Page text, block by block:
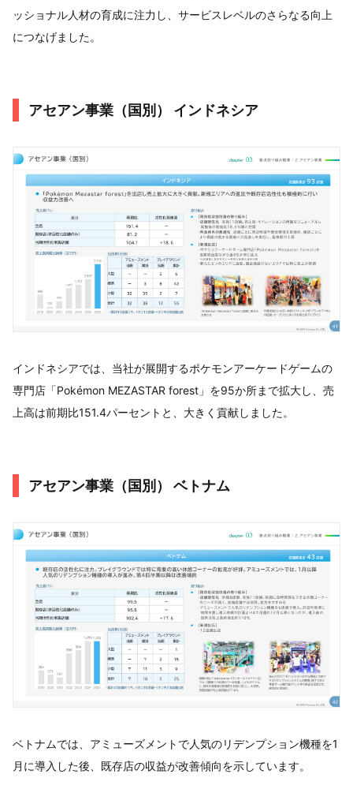
ッショナル人材の育成に注力し、サービスレベルのさらなる向上
につなげました。
アセアン事業（国別） インドネシア
インドネシアでは、当社が展開するポケモンアーケードゲームの
専門店「Pokémon MEZASTAR forest」を95か所まで拡大し、売
上高は前期比151.4パーセントと、大きく貢献しました。
アセアン事業（国別） ベトナム
ベトナムでは、アミューズメントで人気のリデンプション機種を1
月に導入した後、既存店の収益が改善傾向を示しています。